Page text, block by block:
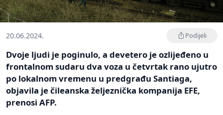
20.06.2024. Podijeli
Dvoje ljudi je poginulo, a devetero je ozlijeđeno u
frontalnom sudaru dva voza u četvrtak rano ujutro
po lokalnom vremenu u predgrađu Santiaga,
objavila je čileanska željeznička kompanija EFE,
prenosi AFP.